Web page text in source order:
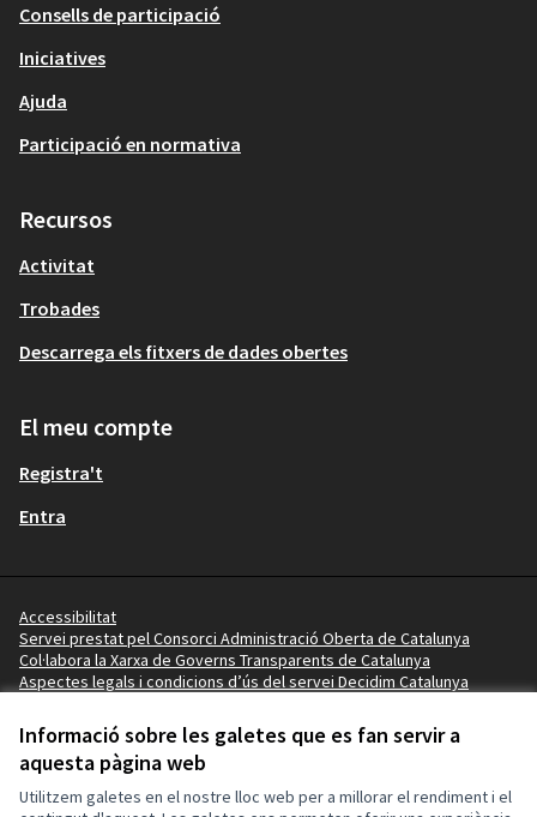
Informació sobre les galetes que es fan servir a
aquesta pàgina web
Utilitzem galetes en el nostre lloc web per a millorar el rendiment i el
Consells de participació
Iniciatives
Ajuda
Participació en normativa
Recursos
Activitat
Trobades
Descarrega els fitxers de dades obertes
El meu compte
Registra't
Entra
Accessibilitat
Servei prestat pel Consorci Administració Oberta de Catalunya
Col·labora la Xarxa de Governs Transparents de Catalunya
Aspectes legals i condicions d’ús del servei Decidim Catalunya
Termes i condicions
Configuració de les galetes
Ajuntament de Salou a X
(Enllaç extern)
Ajuntament de Salou a Facebook
(Enllaç extern)
Ajuntament de Salou a Instagram
(Enllaç extern)
Ajuntament de Salou a YouTube
(Enllaç extern)
Ajuntament de Salou a GitHub
(Enllaç extern)